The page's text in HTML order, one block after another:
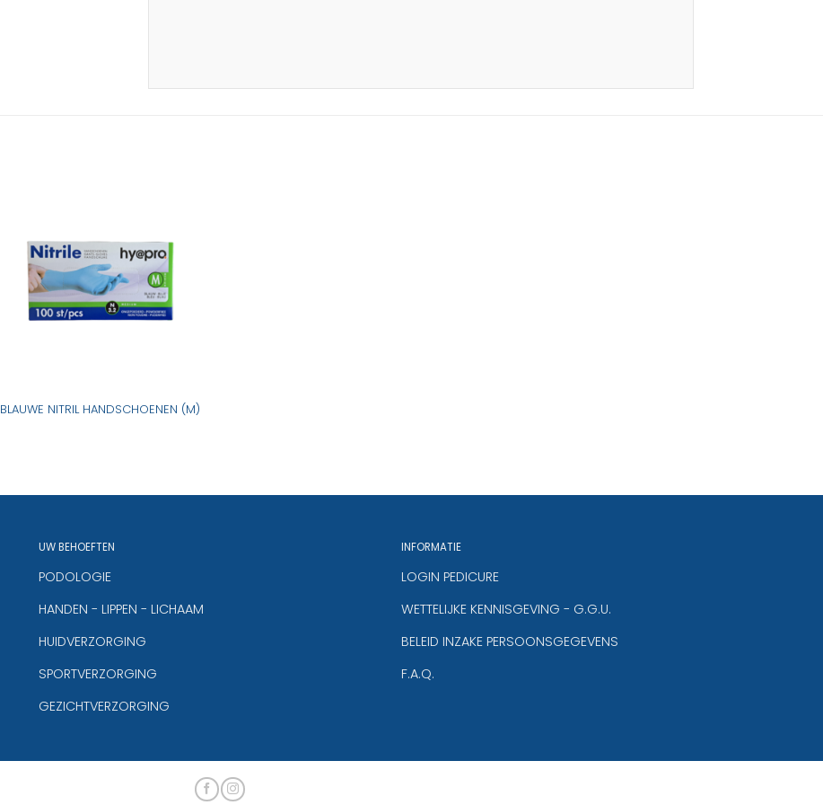
BLAUWE NITRIL HANDSCHOENEN (M)
UW BEHOEFTEN
PODOLOGIE
HANDEN - LIPPEN - LICHAAM
HUIDVERZORGING
SPORTVERZORGING
GEZICHTVERZORGING
INFORMATIE
LOGIN PEDICURE
WETTELIJKE KENNISGEVING - G.G.U.
BELEID INZAKE PERSOONSGEGEVENS
F.A.Q.